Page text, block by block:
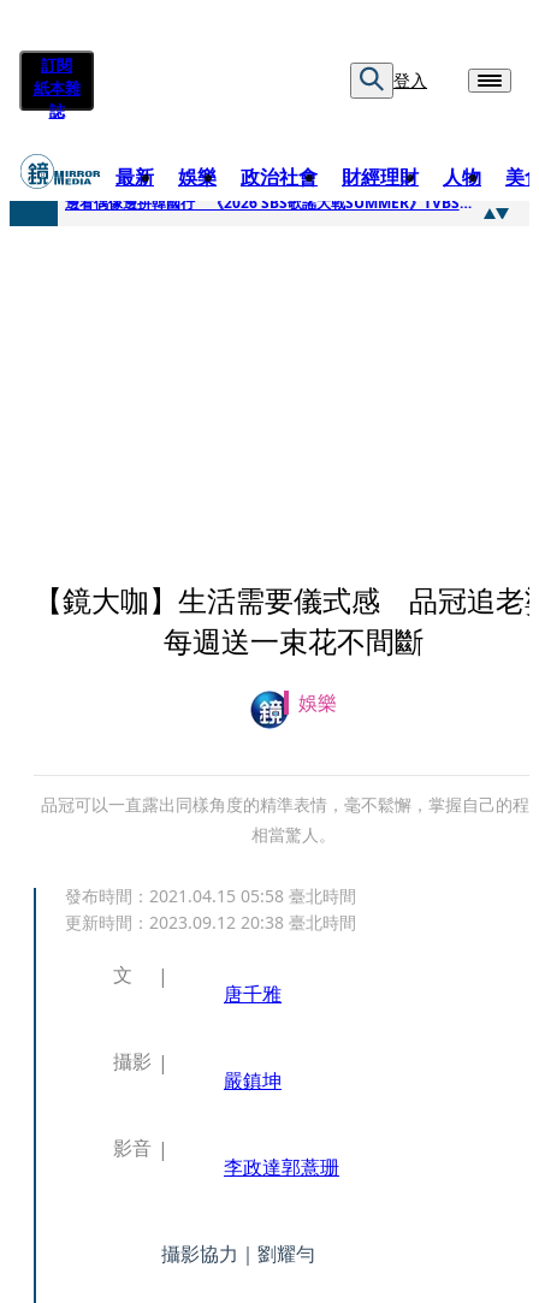
訂閱
紙本雜
誌
登入
最新 娛樂 政治社會 財經理財 人物 美
快訊
邊看偶像邊拚韓國行 《2026 SBS歌謠大戰SUMMER》TVBS直播祭追星福利
【鏡大咖】生活需要儀式感 品冠追老
每週送一束花不間斷
娛樂
品冠可以一直露出同樣角度的精準表情，毫不鬆懈，掌握自己的程
相當驚人。
發布時間： 2021.04.15 05:58 臺北時間
更新時間： 2023.09.12 20:38 臺北時間
文
唐千雅
攝影
嚴鎮坤
影音
李政達郭薏珊
攝影協力｜劉耀勻